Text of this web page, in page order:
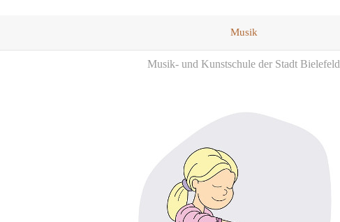
Musik
Musik- und Kunstschule der Stadt Bielefeld